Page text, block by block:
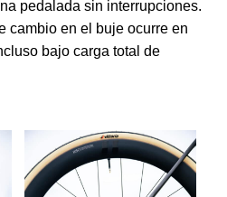
pedalada sin interrupciones.
cambio en el buje ocurre en
bajo carga total de